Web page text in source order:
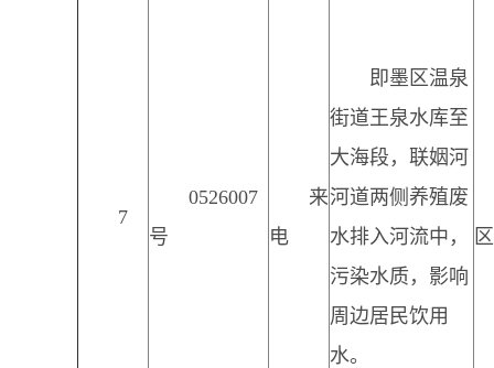
7
0526007
号
来
电
即墨区温泉
街道王泉水库至
大海段，联姻河
河道两侧养殖废
水排入河流中，
污染水质，影响
周边居民饮用
水。
区